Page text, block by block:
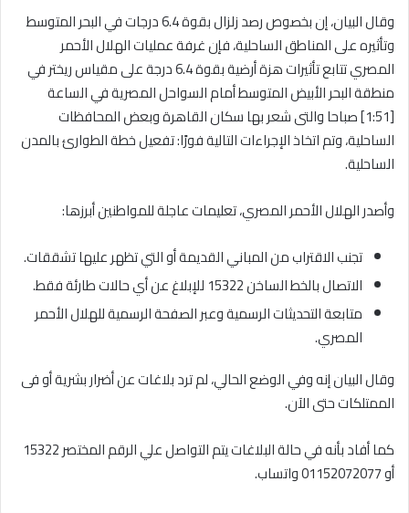
وقال البيان، إن بخصوص رصد زلزال بقوة 6.4 درجات في البحر المتوسط
وتأثيره على المناطق الساحلية، فإن غرفة عمليات الهلال الأحمر
المصري تتابع تأثيرات هزة أرضية بقوة 6.4 درجة على مقياس ريختر في
منطقة البحر الأبيض المتوسط أمام السواحل المصرية في الساعة
[1:51] صباحا والتى شعر بها سكان القاهرة وبعض المحافظات
الساحلية، وتم اتخاذ الإجراءات التالية فورًا: تفعيل خطة الطوارئ بالمدن
الساحلية.
وأصدر الهلال الأحمر المصري، تعليمات عاجلة للمواطنين أبرزها:
تجنب الاقتراب من المباني القديمة أو التي تظهر عليها تشققات.
الاتصال بالخط الساخن 15322 للإبلاغ عن أي حالات طارئة فقط.
متابعة التحديثات الرسمية وعبر الصفحة الرسمية للهلال الأحمر
المصري.
وقال البيان إنه وفي الوضع الحالي، لم ترد بلاغات عن أضرار بشرية أو فى
الممتلكات حتى الآن.
كما أفاد بأنه في حالة البلاغات يتم التواصل علي الرقم المختصر 15322
أو 01152072077 واتساب.